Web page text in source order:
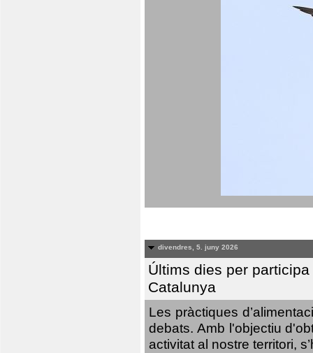
divendres, 5. juny 2026
Últims dies per
Catalunya
Les pràctiques
debats. Amb l'objectiu
activitat al nostre territori,